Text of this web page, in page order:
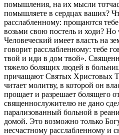
помышления, на их мысли
помышляете в сердцах ваших?
расслабленному: прощаются
возьми свою постель и ходи?
Человеческий имеет власть на
говорит расслабленному: тебе
твой и иди в дом твой».
тяжело болящих людей в
причащают Святых Христовых
читает молитву, в которой он
прощает и разрешает болящего
священнослужителю не дано
парализованный больной в
домой. Это возможно только
несчастному расслабленному и